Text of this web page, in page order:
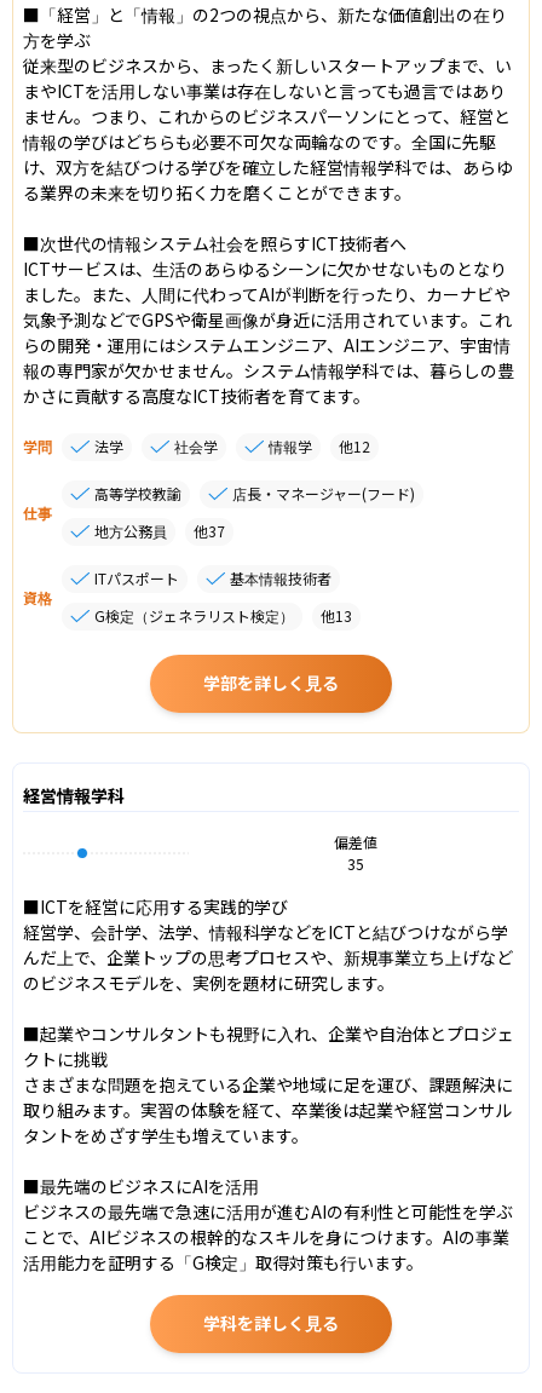
■「経営」と「情報」の2つの視点から、新たな価値創出の在り
方を学ぶ
従来型のビジネスから、まったく新しいスタートアップまで、い
まやICTを活用しない事業は存在しないと言っても過言ではあり
ません。つまり、これからのビジネスパーソンにとって、経営と
情報の学びはどちらも必要不可欠な両輪なのです。全国に先駆
け、双方を結びつける学びを確立した経営情報学科では、あらゆ
る業界の未来を切り拓く力を磨くことができます。
■次世代の情報システム社会を照らすICT技術者へ
ICTサービスは、生活のあらゆるシーンに欠かせないものとなり
ました。また、人間に代わってAIが判断を行ったり、カーナビや
気象予測などでGPSや衛星画像が身近に活用されています。これ
らの開発・運用にはシステムエンジニア、AIエンジニア、宇宙情
報の専門家が欠かせません。システム情報学科では、暮らしの豊
かさに貢献する高度なICT技術者を育てます。
学問 法学 社会学 情報学 他12
仕事
高等学校教諭
店長・マネージャー(フード)
地方公務員
他37
資格
ITパスポート
基本情報技術者
G検定（ジェネラリスト検定）
他13
学部を詳しく見る
経営情報学科
偏差値
35
■ICTを経営に応用する実践的学び
経営学、会計学、法学、情報科学などをICTと結びつけながら学
んだ上で、企業トップの思考プロセスや、新規事業立ち上げなど
のビジネスモデルを、実例を題材に研究します。
■起業やコンサルタントも視野に入れ、企業や自治体とプロジェ
クトに挑戦
さまざまな問題を抱えている企業や地域に足を運び、課題解決に
取り組みます。実習の体験を経て、卒業後は起業や経営コンサル
タントをめざす学生も増えています。
■最先端のビジネスにAIを活用
ビジネスの最先端で急速に活用が進むAIの有利性と可能性を学ぶ
ことで、AIビジネスの根幹的なスキルを身につけます。AIの事業
活用能力を証明する「G検定」取得対策も行います。
学科を詳しく見る